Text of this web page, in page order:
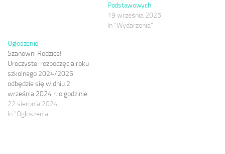
Podstawowych
19 września 2025
In "Wydarzenia"
Ogłoszenie
Szanowni Rodzice!
Uroczyste rozpoczęcia roku
szkolnego 2024/2025
odbędzie się w dniu 2
września 2024 r. o godzinie
8:00 na hali sportowej.
Wszystkich uczniów w tym
22 sierpnia 2024
In "Ogłoszenia"